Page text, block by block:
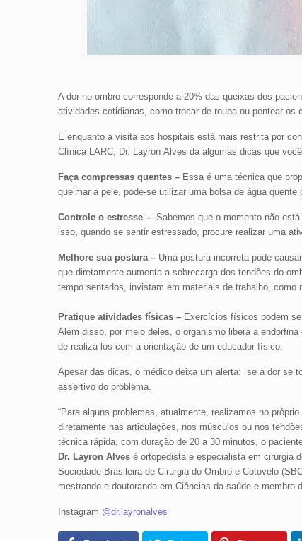
A dor no ombro corresponde a 20% das queixas dos
atividades cotidianas, como trocar de roupa ou pentear os
E enquanto a visita aos hospitais está mais restrita por
Clínica LARC, Dr. LayronAlves dá algumas dicas que
Faça compressas quentes –Essa é uma técnica que
queimar a pele, pode-se utilizar uma bolsa de água
Controle o estresse – Sabemos que o momento não
isso, quando se sentir estressado, procure realizar uma
Melhore sua postura –Uma postura incorreta pode
que diretamente aumenta a sobrecarga dos tendões do
tempo sentados, invistam em materiais de trabalho, como
Pratique atividades físicas – Exercícios físicos podem
Além disso, por meio deles, o organismo libera a
de realizá-los com a orientação de um educador físico.
Apesar das dicas, o médico deixa um alerta: se a dor se
assertivo do problema.
“Para alguns problemas, atualmente, realizamos no
diretamente nas articulações, nos músculos ou nos
técnica rápida, com duração de 20 a 30 minutos, o
Dr. Layron Alvesé ortopedista e especialista em cirurgia
Sociedade Brasileira de Cirurgia do Ombro e Cotovelo
mestrando e doutorando em Ciências da saúde e
Instagram @dr.layronalves